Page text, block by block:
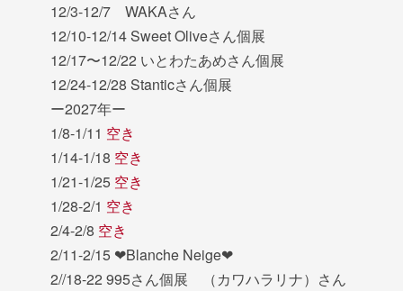
12/3-12/7 WAKAさん
12/10-12/14 Sweet Oliveさん個展
12/17〜12/22 いとわたあめさん個展
12/24-12/28 Stanticさん個展
ー2027年ー
1/8-1/11 空き
1/14-1/18 空き
1/21-1/25 空き
1/28-2/1 空き
2/4-2/8 空き
2/11-2/15 ❤︎Blanche Neige❤︎
2//18-22 995さん個展 （カワハラリナ）さん